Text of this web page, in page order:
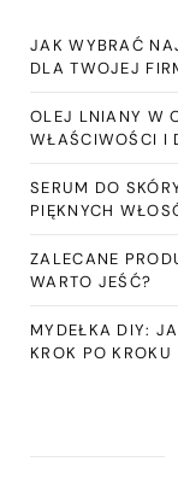
JAK WYBRAĆ
DLA TWOJEJ
OLEJ LNIANY W
WŁAŚCIWOŚCI I
SERUM DO
PIĘKNYCH
ZALECANE
WARTO JEŚĆ?
MYDEŁKA DIY:
KROK PO KROKU